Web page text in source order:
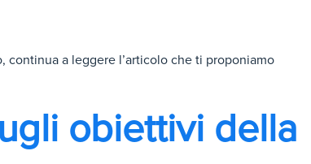
continua a leggere l’articolo che ti proponiamo
obiettivi della